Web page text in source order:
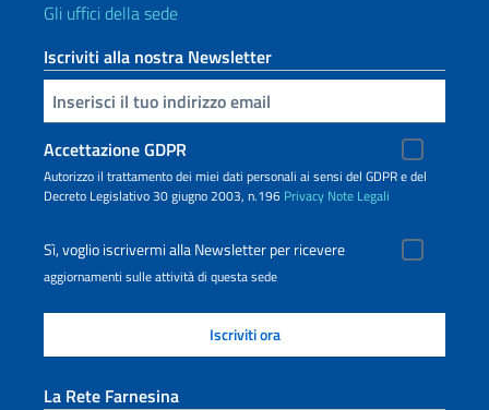
Gli uffici della sede
Iscriviti alla nostra Newsletter
Inserisci la tua email
Accettazione GDPR
Autorizzo il trattamento dei miei dati personali ai sensi del GDPR e del
Decreto Legislativo 30 giugno 2003, n.196 Privacy Note Legali
Sì, voglio iscrivermi alla Newsletter per ricevere
aggiornamenti sulle attività di questa sede
La Rete Farnesina